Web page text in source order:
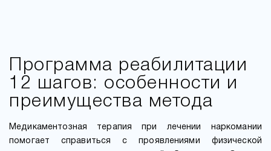
Программа реабилитации
12 шагов: особенности и
преимущества метода
Медикаментозная терапия при лечении наркомании
помогает справиться с проявлениями физической